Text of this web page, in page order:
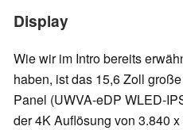
Display
Wie wir im Intro bereits
haben, ist das 15,6 Zoll
Panel (UWVA-eDP WLED-
der 4K Auflösung von 3.840 x